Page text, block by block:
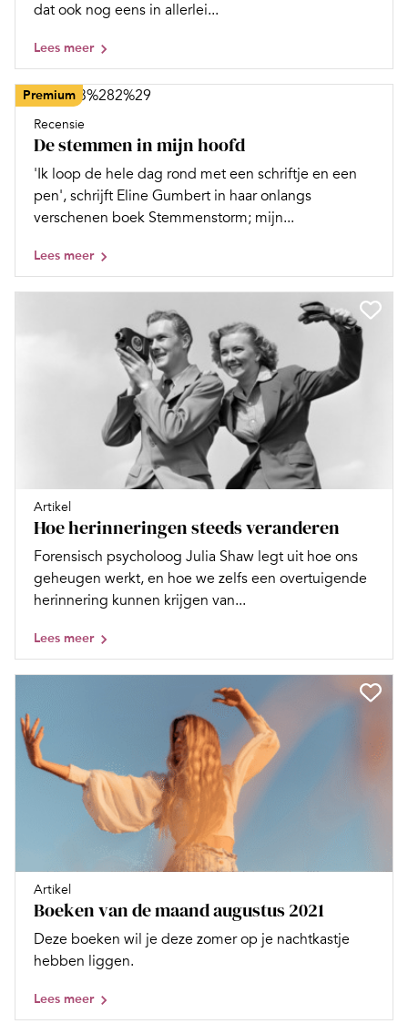
dat ook nog eens in allerlei...
Lees meer
Premium
Recensie
De stemmen in mijn hoofd
'Ik loop de hele dag rond met een schriftje en een
pen', schrijft Eline Gumbert in haar onlangs
verschenen boek Stemmenstorm; mijn...
Lees meer
Artikel
Hoe herinneringen steeds veranderen
Forensisch psycholoog Julia Shaw legt uit hoe ons
geheugen werkt, en hoe we zelfs een overtuigende
herinnering kunnen krijgen van...
Lees meer
Artikel
Boeken van de maand augustus 2021
Deze boeken wil je deze zomer op je nachtkastje
hebben liggen.
Lees meer